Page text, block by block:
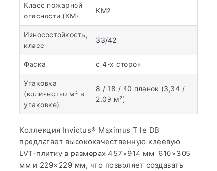
Класс пожарной
опасности (КМ)
КМ2
Износостойкость,
класс
33/42
Фаска с 4-х сторон
Упаковка
(количество м² в
упаковке)
8 / 18 / 40 планок (3,34 /
2,09 м²)
Коллекция Invictus® Maximus Tile DB
предлагает высококачественную клеевую
LVT-плитку в размерах 457×914 мм, 610×305
мм и 229×229 мм, что позволяет создавать